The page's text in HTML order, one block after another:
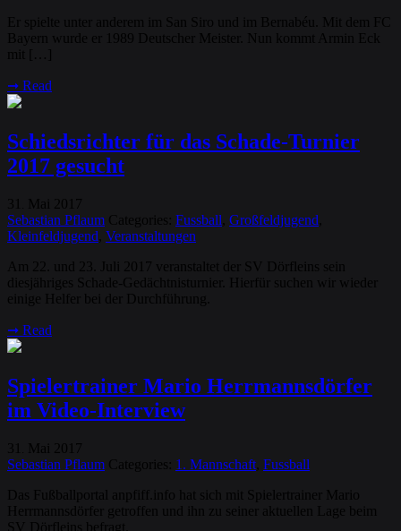
Er spielte unter anderem im San Siro und im Bernabéu. Mit dem FC
Bayern wurde er 1989 Deutscher Meister. Nun kommt Armin Eck
mit […]
➞ Read
Schiedsrichter für das Schade-Turnier
2017 gesucht
31 Mai
2017
Sebastian Pflaum Categories: Fussball Großfeldjugend
Kleinfeldjugend Veranstaltungen
Am 22. und 23. Juli 2017 veranstaltet der SV Dörfleins sein
diesjähriges Schade-Gedächtnisturnier. Hierfür suchen wir wieder
einige Helfer bei der Durchführung.
➞ Read
Spielertrainer Mario Herrmannsdörfer
im Video-Interview
31 Mai
2017
Sebastian Pflaum Categories: 1. Mannschaft Fussball
Das Fußballportal anpfiff.info hat sich mit Spielertrainer Mario
Herrmannsdörfer getroffen und ihn zu seiner aktuellen Lage beim
SV Dörfleins befragt.